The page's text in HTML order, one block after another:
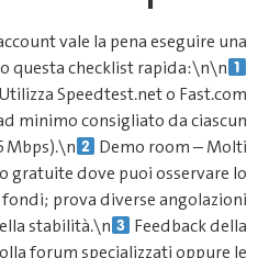
Prima ancora di creare un
breve verifica tecnica usando
Test della velocità –
verificando download
operatore (di solito ≥25
casinò offrono sale demo
stream senza depositare
camera PTZ per accertarti della